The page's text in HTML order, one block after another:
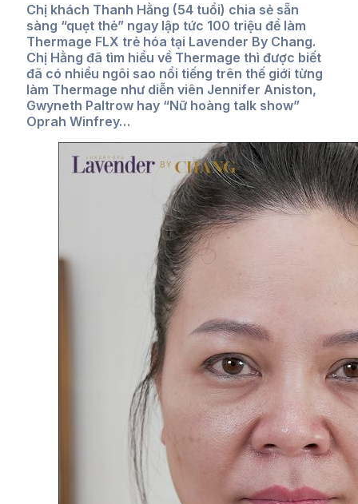
Chị khách Thanh Hằng (54 tuổi) chia sẻ sẵn
sàng “quẹt thẻ” ngay lập tức 100 triệu để làm
Thermage FLX trẻ hóa tại Lavender By Chang.
Chị Hằng đã tìm hiểu về Thermage thì được biết
đã có nhiều ngôi sao nổi tiếng trên thế giới từng
làm Thermage như diễn viên Jennifer Aniston,
Gwyneth Paltrow hay “Nữ hoàng talk show”
Oprah Winfrey…